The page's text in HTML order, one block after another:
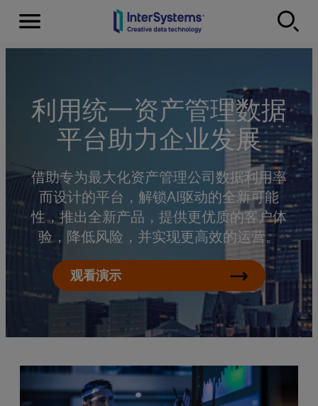
Skip to content
Menu
利用统一资产管理数据
平台助力企业发展
借助专为最大化资产管理公司数据利用率
而设计的平台，解锁AI驱动的全新可能
性，推出全新产品，提供更优质的客户体
验，降低风险，并实现更高效的运营。
观看演示